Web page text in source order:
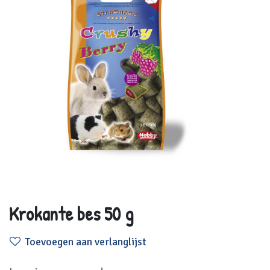
Krokante bes 50 g
Toevoegen aan verlanglijst